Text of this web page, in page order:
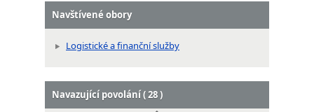
Navštívené obory
Logistické a finanční služby
Navazující povolání ( 28 )
Samostatný pracovník poštovního provozu
Směnař v poštovním provozu
Vedoucí poštovního oddělení